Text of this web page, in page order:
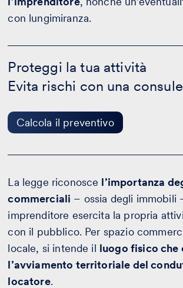
con lungimiranza.
Proteggi la tua attività
Evita rischi con una
Calcola il preventivo
la
tua
attività
il
preventivo
La legge riconosce l’importanza
commerciali – ossia degli immobili
imprenditore esercita la propria
con il pubblico. Per spazio
locale, si intende il luogo fisico che
l’avviamento territoriale del
locatore.